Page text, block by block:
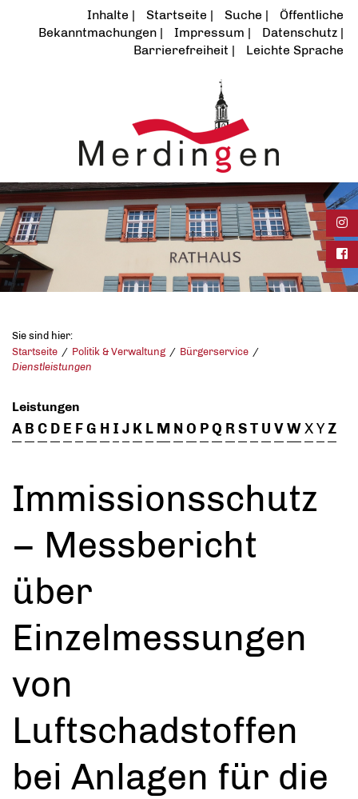
Inhalte Startseite Suche
Öffentliche
Bekanntmachungen
Impressum
Datenschutz
Barrierefreiheit
Leichte Sprache
Sie sind hier:
Startseite
Politik & Verwaltung
Bürgerservice
Dienstleistungen
Leistungen
A B C D E FG H I J K L M NO PQ RST U VWXYZ
Immissionsschutz
– Messbericht
über
Einzelmessungen
von
Luftschadstoffen
bei Anlagen für die